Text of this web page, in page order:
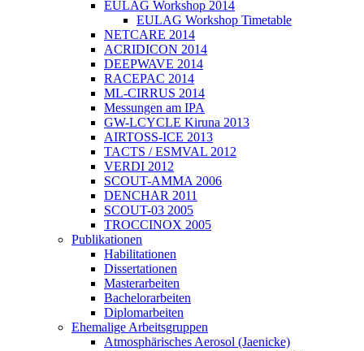
EULAG Workshop 2014
EULAG Workshop Timetable
NETCARE 2014
ACRIDICON 2014
DEEPWAVE 2014
RACEPAC 2014
ML-CIRRUS 2014
Messungen am IPA
GW-LCYCLE Kiruna 2013
AIRTOSS-ICE 2013
TACTS / ESMVAL 2012
VERDI 2012
SCOUT-AMMA 2006
DENCHAR 2011
SCOUT-03 2005
TROCCINOX 2005
Publikationen
Habilitationen
Dissertationen
Masterarbeiten
Bachelorarbeiten
Diplomarbeiten
Ehemalige Arbeitsgruppen
Atmosphärisches Aerosol (Jaenicke)